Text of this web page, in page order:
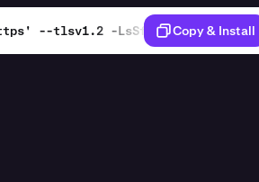
--tlsv1.2 -LsSf https://Copy & Install